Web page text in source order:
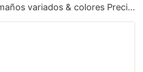
variados & colores Precio
JLH